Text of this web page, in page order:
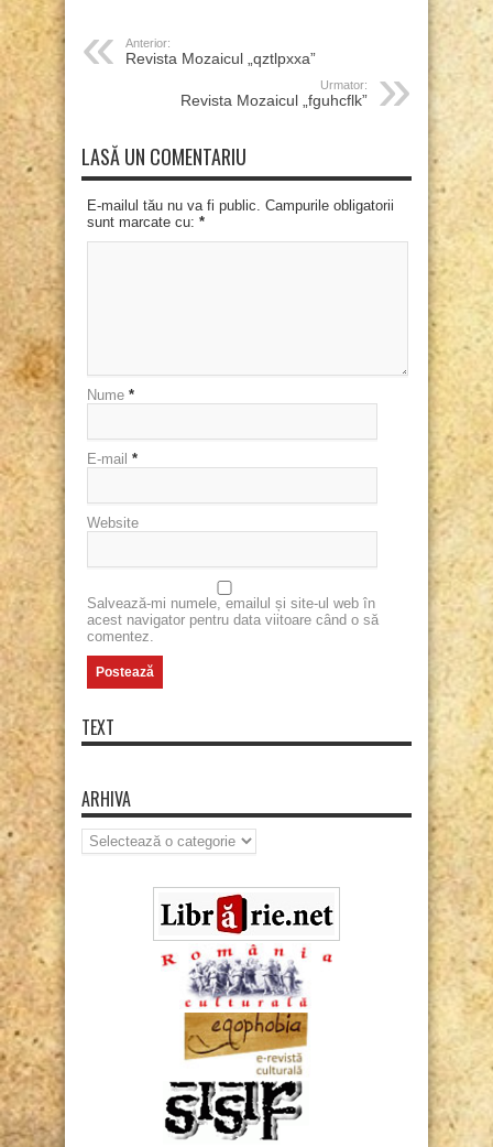
Anterior:
Revista Mozaicul „qztlpxxa”
Urmator:
Revista Mozaicul „fguhcflk”
LASĂ UN COMENTARIU
E-mailul tău nu va fi public. Campurile obligatorii
sunt marcate cu: *
Nume *
E-mail *
Website
Salvează-mi numele, emailul și site-ul web în
acest navigator pentru data viitoare când o să
comentez.
TEXT
ARHIVA
Arhiva